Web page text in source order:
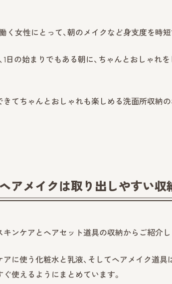
く女性にとって、朝のメイクなど身支度を時
1日の始まりでもある朝に、ちゃんとおしゃれ
きてちゃんとおしゃれも楽しめる洗面所収納
アメイクは取り出しやすい収
キンケアとヘアセット道具の収納からご紹介し
アに使う化粧水と乳液、そしてヘアメイク道具
ぐ使えるようにまとめています。